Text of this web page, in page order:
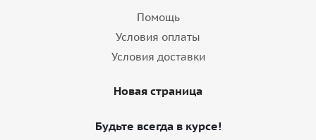
Помощь
Условия оплаты
Условия доставки
Новая страница
Будьте всегда в курсе!